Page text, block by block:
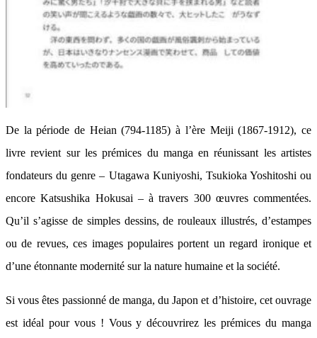
De la période de Heian (794-1185) à l’ère Meiji (1867-1912), ce
livre revient sur les prémices du manga en réunissant les artistes
fondateurs du genre – Utagawa Kuniyoshi, Tsukioka Yoshitoshi ou
encore Katsushika Hokusai – à travers 300 œuvres commentées.
Qu’il s’agisse de simples dessins, de rouleaux illustrés, d’estampes
ou de revues, ces images populaires portent un regard ironique et
d’une étonnante modernité sur la nature humaine et la société.
Si vous êtes passionné de manga, du Japon et d’histoire, cet ouvrage
est idéal pour vous ! Vous y découvrirez les prémices du manga